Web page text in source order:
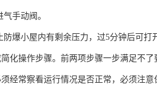
手动阀。
防爆小屋内有剩余压力，过5分钟后可
化操作步骤。前两项步骤一步满足不
经常察看运行情况是否正常，必须注